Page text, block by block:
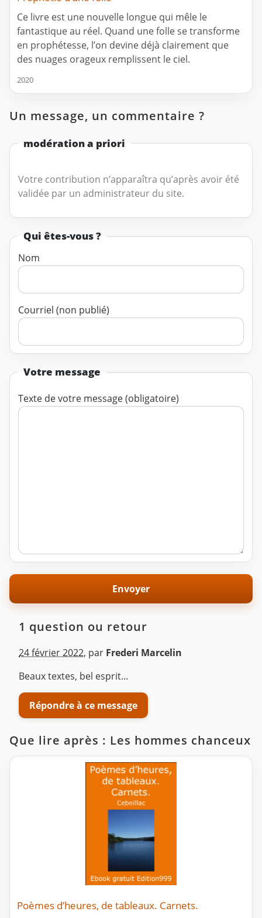
Ce livre est une nouvelle longue qui mêle le
fantastique au réel. Quand une folle se transforme
en prophétesse, l’on devine déjà clairement que
des nuages orageux remplissent le ciel.
2020
Un message, un commentaire ?
modération a priori
Votre contribution n’apparaîtra qu’après avoir été
validée par un administrateur du site.
Qui êtes-vous ?
Nom
Courriel (non publié)
Votre message
Texte de votre message (obligatoire)
1 question ou retour
24 février 2022, par Frederi Marcelin
Beaux textes, bel esprit...
Répondre à ce message
Que lire après : Les hommes chanceux
Poèmes d’heures, de tableaux. Carnets.